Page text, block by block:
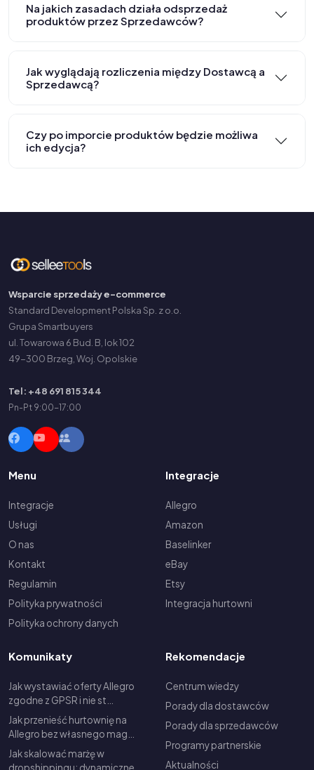
Na jakich zasadach działa odsprzedaż
produktów przez Sprzedawców?
Jak wyglądają rozliczenia między Dostawcą a
Sprzedawcą?
Czy po imporcie produktów będzie możliwa
ich edycja?
Wsparcie sprzedaży e-commerce
Standard Development Polska Sp. z o.o.
Grupa Smartbuyers
ul. Towarowa 6 Bud. B, lok 102
49-300 Brzeg, Woj. Opolskie
Tel: +48 691 815 344
Pn-Pt 9:00-17:00
Menu
Integracje
Usługi
O nas
Kontakt
Regulamin
Polityka prywatności
Polityka ochrony danych
Integracje
Allegro
Amazon
Baselinker
eBay
Etsy
Integracja hurtowni
Komunikaty
Jak wystawiać oferty Allegro
zgodne z GPSR i nie st…
Jak przenieść hurtownię na
Allegro bez własnego mag…
Jak skalować marżę w
dropshippingu: dynamiczne
Rekomendacje
Centrum wiedzy
Porady dla dostawców
Porady dla sprzedawców
Programy partnerskie
Aktualności